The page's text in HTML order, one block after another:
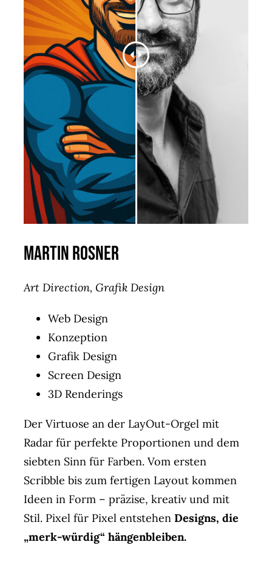
Martin Rosner
Art Direction, Grafik Design
Web Design
Konzeption
Grafik Design
Screen Design
3D Renderings
Der Virtuose an der LayOut-Orgel mit
Radar für perfekte Proportionen und dem
siebten Sinn für Farben. Vom ersten
Scribble bis zum fertigen Layout kommen
Ideen in Form – präzise, kreativ und mit
Stil. Pixel für Pixel entstehen Designs, die
„merk-würdig“ hängenbleiben.